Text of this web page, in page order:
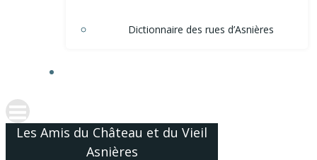
Dictionnaire des rues d’Asnières
Les Amis du Château et du Vieil
Asnières